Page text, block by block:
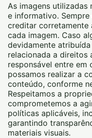
As imagens
e informativo.
creditar corretamente
cada imagem. Caso
devidamente
relacionada a direitos
responsável entre
possamos realizar a
conteúdo, conforme
Respeitamos a
comprometemos a
políticas aplicáveis,
garantindo
materiais visuais.